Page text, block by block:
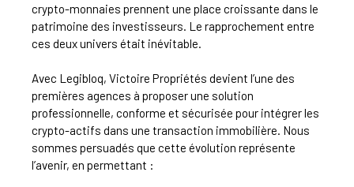
crypto-monnaies prennent une place croissante dans le
patrimoine des investisseurs. Le rapprochement entre
ces deux univers était inévitable.
Avec Legibloq, Victoire Propriétés devient l’une des
premières agences à proposer une solution
professionnelle, conforme et sécurisée pour intégrer les
crypto-actifs dans une transaction immobilière. Nous
sommes persuadés que cette évolution représente
l’avenir, en permettant :